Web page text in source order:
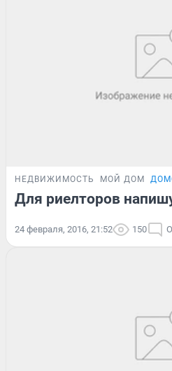
НЕДВИЖИМОСТЬ МОЙ ДОМ
Для риелторов
24 февраля, 2016, 21:52 150